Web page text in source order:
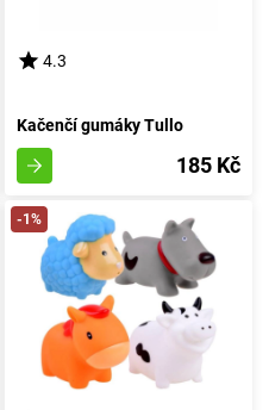
4.3
Kačenčí gumáky Tullo
185 Kč
-1%